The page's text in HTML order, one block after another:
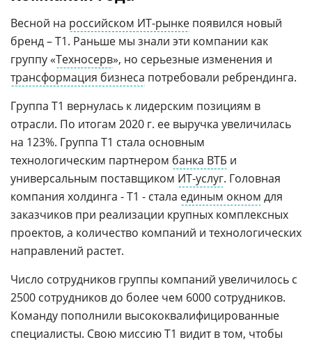
Весной на российском ИТ-рынке появился новый
бренд – Т1. Раньше мы знали эти компании как
группу «Техносерв», но серьезные изменения и
трансформация бизнеса потребовали ребрендинга.
Группа Т1 вернулась к лидерским позициям в
отрасли. По итогам 2020 г. ее выручка увеличилась
на 123%. Группа Т1 стала основным
технологическим партнером банка ВТБ и
универсальным поставщиком ИТ-услуг. Головная
компания холдинга - Т1 - стала единым окном для
заказчиков при реализации крупных комплексных
проектов, а количество компаний и технологических
направлений растет.
Число сотрудников группы компаний увеличилось с
2500 сотрудников до более чем 6000 сотрудников.
Команду пополнили высококвалифицированные
специалисты. Свою миссию Т1 видит в том, чтобы